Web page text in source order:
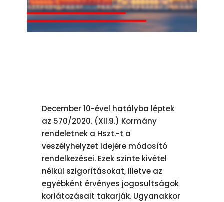
December 10-ével hatályba léptek
az 570/2020. (XII.9.) Kormány
rendeletnek a Hszt.-t a
veszélyhelyzet idejére módosító
rendelkezései. Ezek szinte kivétel
nélkül szigorításokat, illetve az
egyébként érvényes jogosultságok
korlátozásait takarják. Ugyanakkor